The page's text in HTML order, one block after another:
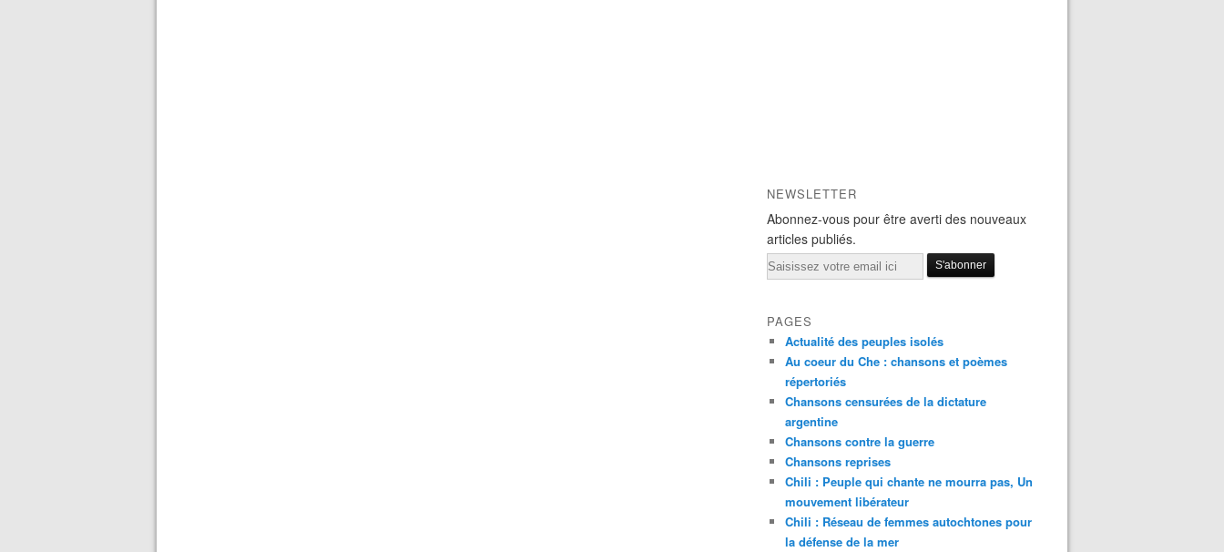
NEWSLETTER
Abonnez-vous pour être averti des nouveaux
articles publiés.
Email
PAGES
Actualité des peuples isolés
Au coeur du Che : chansons et poèmes
répertoriés
Chansons censurées de la dictature
argentine
Chansons contre la guerre
Chansons reprises
Chili : Peuple qui chante ne mourra pas, Un
mouvement libérateur
Chili : Réseau de femmes autochtones pour
la défense de la mer